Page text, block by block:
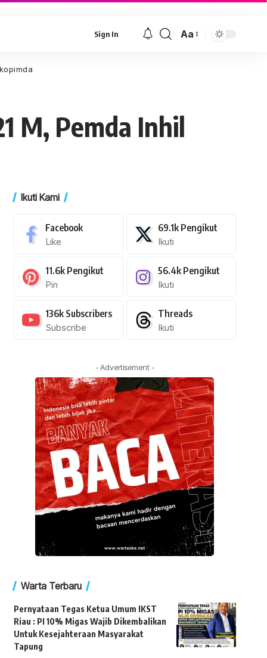
Sign In
Font
Aa
M, Pemda Inhil
Ikuti Kami
Facebook
Like
69.1k Pengikut
Ikuti
11.6k Pengikut
Pin
56.4k Pengikut
Ikuti
136k Subscribers
Subscribe
Threads
Ikuti
- Advertisement -
Warta Terbaru
Pernyataan Tegas Ketua Umum IKST
Riau : PI 10% Migas Wajib Dikembalikan
Untuk Kesejahteraan Masyarakat
Tapung